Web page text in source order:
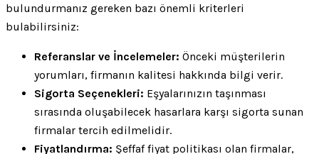
bulundurmanız gereken bazı önemli kriterleri
bulabilirsiniz:
Referanslar ve İncelemeler: Önceki müşterilerin
yorumları, firmanın kalitesi hakkında bilgi verir.
Sigorta Seçenekleri: Eşyalarınızın taşınması
sırasında oluşabilecek hasarlara karşı sigorta sunan
firmalar tercih edilmelidir.
Fiyatlandırma: Şeffaf fiyat politikası olan firmalar,